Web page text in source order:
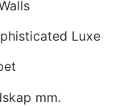
Luxe
mm.